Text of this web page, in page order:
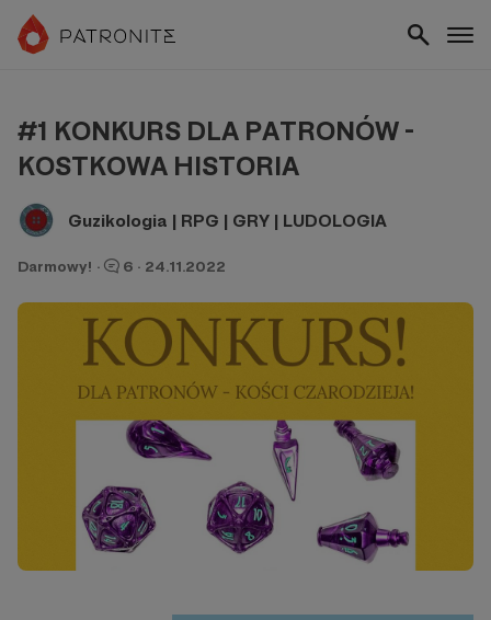
#1 KONKURS DLA PATRONÓW -
KOSTKOWA HISTORIA
Guzikologia | RPG | GRY | LUDOLOGIA
Darmowy! · 6 · 24.11.2022